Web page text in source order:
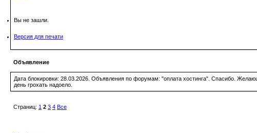
Вы не зашли.
Версия для печати
Объявление
Дата блокировки: 28.03.2026. Объявления по форумам: "оплата хостинга". Спасибо.
день грохать надоело.
Страниц: 1 2 3 4 Все